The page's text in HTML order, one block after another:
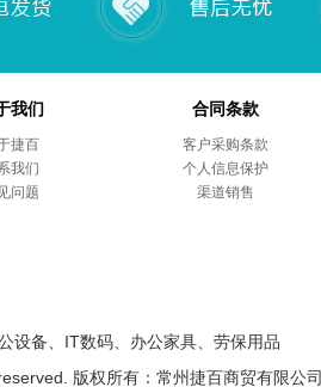
我们
捷百
我们
问题
合同条款
客户采购条款
个人信息保护
渠道销售
设备、IT数码、办公家具、劳保用品
版权所有：常州捷百商贸有限公司